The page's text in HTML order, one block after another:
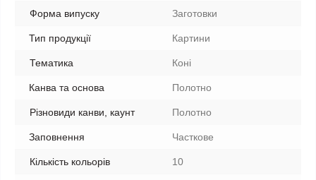
Форма випуску Заготовки
Тип продукції Картини
Тематика Коні
Канва та основа Полотно
Різновиди канви, каунт Полотно
Заповнення Часткове
Кількість кольорів 10